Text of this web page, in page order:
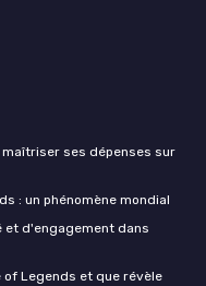
maîtriser ses dépenses sur
: un phénomène mondial
et d'engagement dans
Legends et que révèle